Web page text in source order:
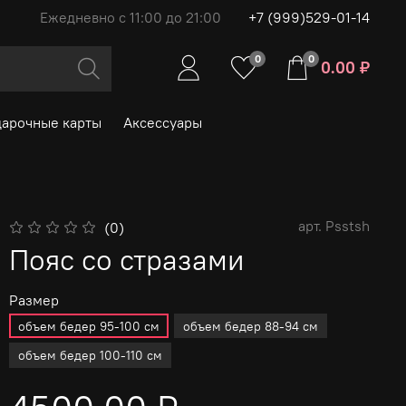
Ежедневно с 11:00 до 21:00 +7 (999)529-01-14
0 0 0.00 ₽
карты Аксессуары
(0) арт. Psstsh
Пояс со стразами
Размер
объем бедер 95-100 см
объем бедер 88-94 см
объем бедер 100-110 см